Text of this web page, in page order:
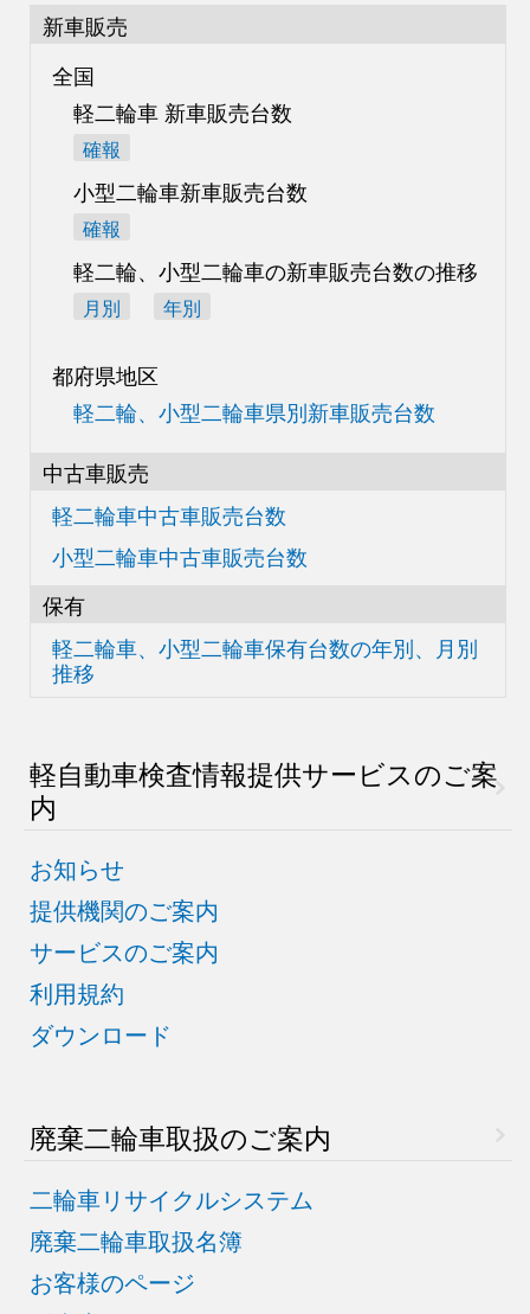
新車販売
全国
軽二輪車 新車販売台数
確報
小型二輪車新車販売台数
確報
軽二輪、小型二輪車の新車販売台数の推移
月別 年別
都府県地区
軽二輪、小型二輪車県別新車販売台数
中古車販売
軽二輪車中古車販売台数
小型二輪車中古車販売台数
保有
軽二輪車、小型二輪車保有台数の年別、月別
推移
軽自動車検査情報提供サービスのご案
内
お知らせ
提供機関のご案内
サービスのご案内
利用規約
ダウンロード
廃棄二輪車取扱のご案内
二輪車リサイクルシステム
廃棄二輪車取扱名簿
お客様のページ